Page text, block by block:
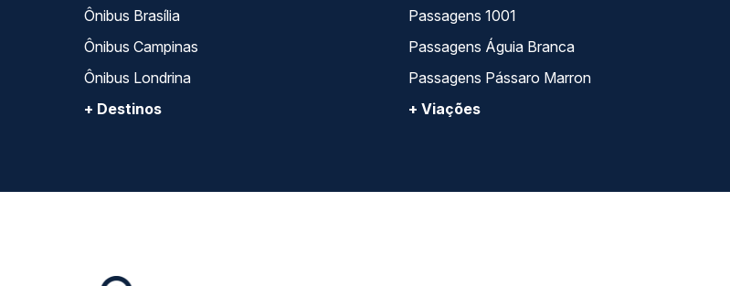
Ônibus Brasília
Ônibus Campinas
Ônibus Londrina
+ Destinos
Passagens 1001
Passagens Águia Branca
Passagens Pássaro Marron
+ Viações